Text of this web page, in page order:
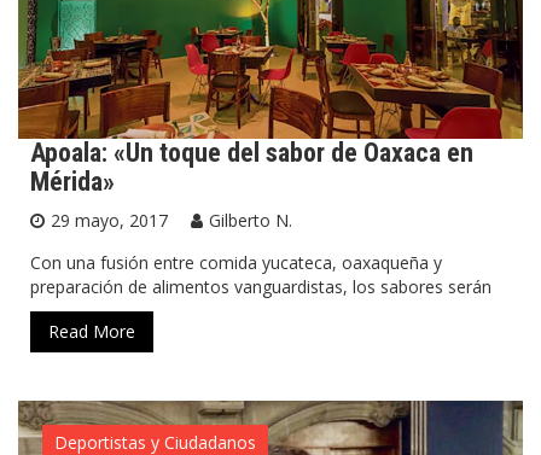
Apoala: «Un toque del sabor de Oaxaca en
Mérida»
29 mayo, 2017
Gilberto N.
Con una fusión entre comida yucateca, oaxaqueña y
preparación de alimentos vanguardistas, los sabores serán
Read More
Deportistas y Ciudadanos